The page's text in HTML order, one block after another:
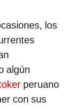
los
algún
peruano
con sus